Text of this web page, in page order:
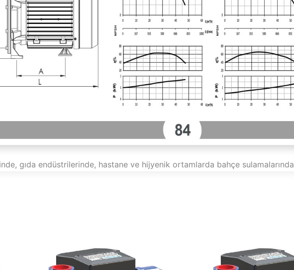
gıda endüstrilerinde, hastane ve hijyenik ortamlarda bahçe sulamalarında